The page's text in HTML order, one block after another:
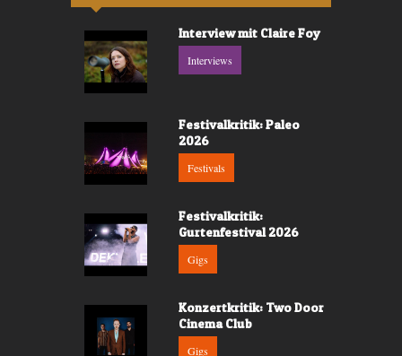
Interview mit Claire Foy
Interviews
Festivalkritik: Paleo
2026
Festivals
Festivalkritik:
Gurtenfestival 2026
Gigs
Konzertkritik: Two Door
Cinema Club
Gigs